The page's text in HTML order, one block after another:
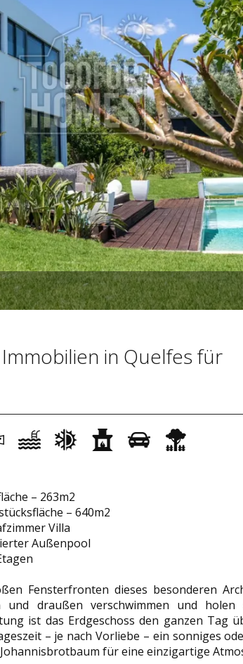
in Quelfes für
– 263m2
– 640m2
Villa
Außenpool
Fensterfronten dieses besonderen
und draußen verschwimmen und
ist das Erdgeschoss den ganzen Tag
– je nach Vorliebe – ein sonniges
für eine einzigartige